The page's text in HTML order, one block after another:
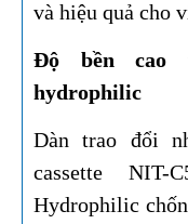
và hiệu quả cho
Độ bền cao
hydrophilic
Dàn trao đổi
cassette NIT-
Hydrophilic